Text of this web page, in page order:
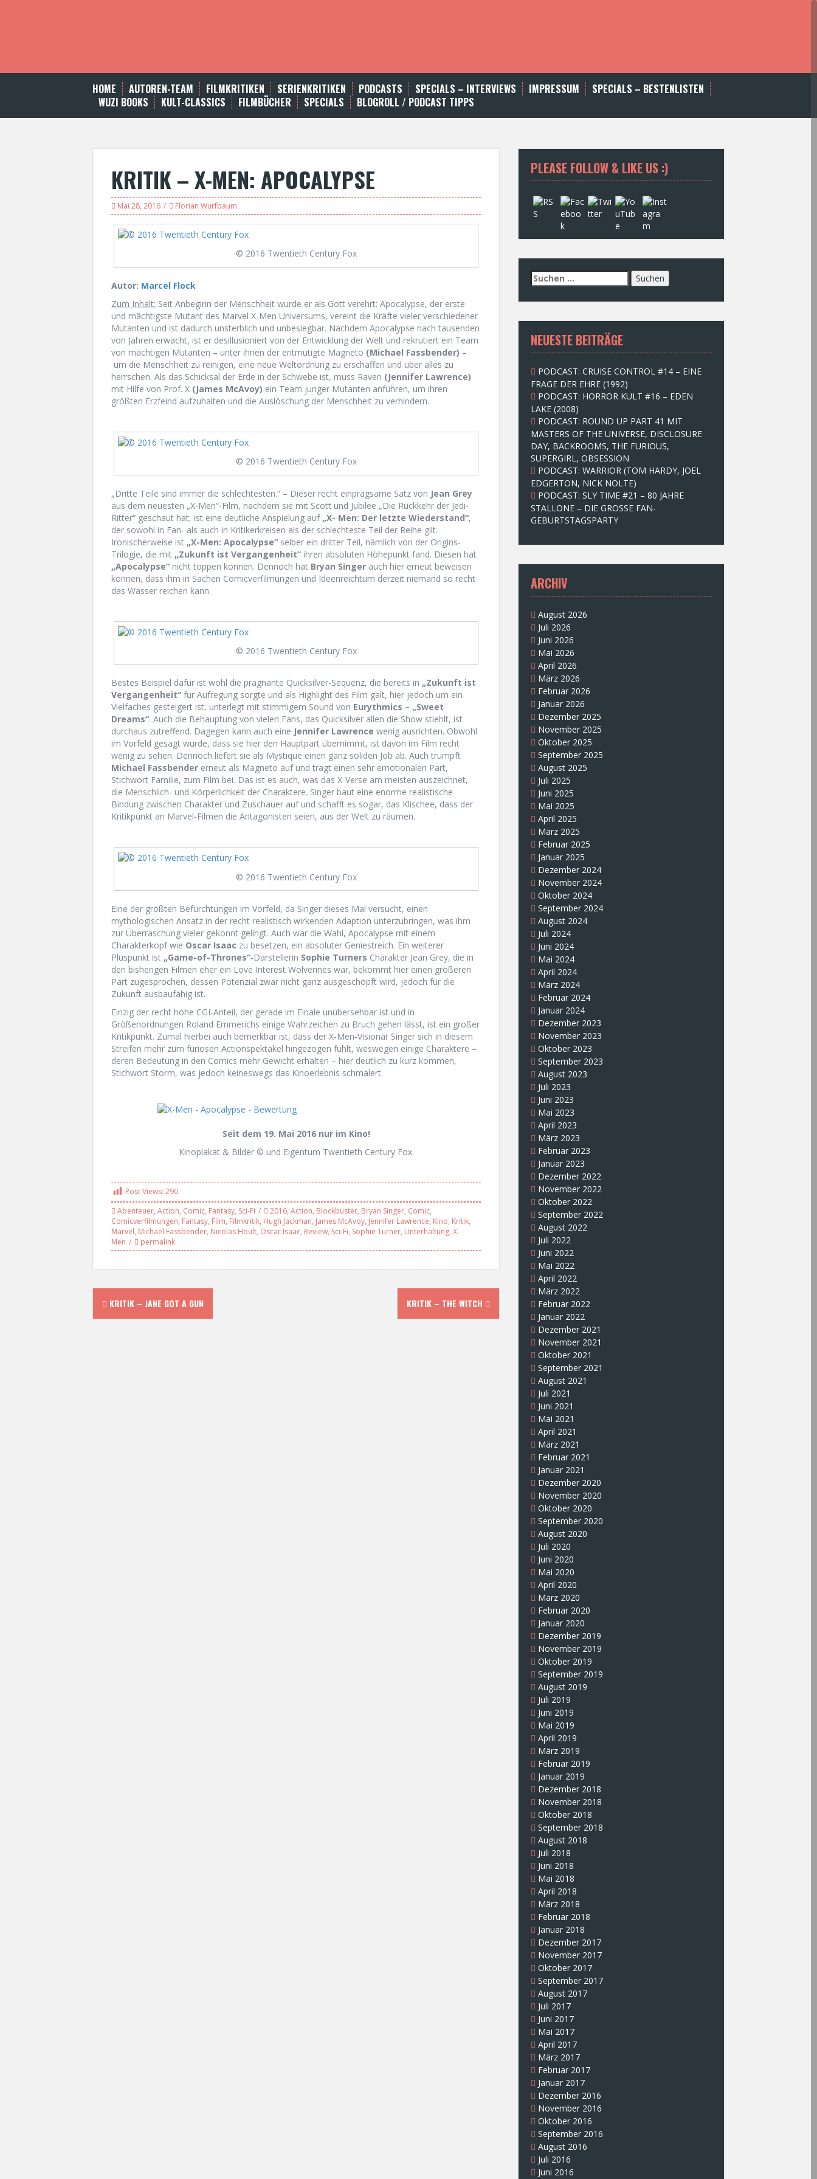
t
HOME AUTOREN-TEAM FILMKRITIKEN SERIENKRITIKEN PODCASTS SPECIALS – INTERVIEWS IMPRESSUM
SPECIALS – BESTENLISTEN
WUZI BOOKS
KULT-CLASSICS FILMBÜCHER SPECIALS BLOGROLL / PODCAST TIPPS
KRITIK – X-MEN: APOCALYPSE
Mai 28, 2016 Florian Wurfbaum
© 2016 Twentieth Century Fox
Autor: Marcel Flock
Zum Inhalt: Seit Anbeginn der Menschheit wurde er als Gott verehrt: Apocalypse, der erste
und mächtigste Mutant des Marvel X-Men Universums, vereint die Kräfte vieler verschiedener
Mutanten und ist dadurch unsterblich und unbesiegbar. Nachdem Apocalypse nach tausenden
von Jahren erwacht, ist er desillusioniert von der Entwicklung der Welt und rekrutiert ein Team
von mächtigen Mutanten – unter ihnen der entmutigte Magneto (Michael Fassbender) –
um die Menschheit zu reinigen, eine neue Weltordnung zu erschaffen und über alles zu
herrschen. Als das Schicksal der Erde in der Schwebe ist, muss Raven (Jennifer Lawrence)
mit Hilfe von Prof. X (James McAvoy) ein Team junger Mutanten anführen, um ihren
größten Erzfeind aufzuhalten und die Auslöschung der Menschheit zu verhindern.
© 2016 Twentieth Century Fox
„Dritte Teile sind immer die schlechtesten.“ – Dieser recht einprägsame Satz von Jean Grey
aus dem neuesten „X-Men“-Film, nachdem sie mit Scott und Jubilee „Die Rückkehr der Jedi-
Ritter“ geschaut hat, ist eine deutliche Anspielung auf „X- Men: Der letzte Wiederstand“,
der sowohl in Fan- als auch in Kritikerkreisen als der schlechteste Teil der Reihe gilt.
Ironischerweise ist „X-Men: Apocalypse“ selber ein dritter Teil, nämlich von der Origins-
Trilogie, die mit „Zukunft ist Vergangenheit“ ihren absoluten Höhepunkt fand. Diesen hat
„Apocalypse“ nicht toppen können. Dennoch hat Bryan Singer auch hier erneut beweisen
können, dass ihm in Sachen Comicverfilmungen und Ideenreichtum derzeit niemand so recht
das Wasser reichen kann.
© 2016 Twentieth Century Fox
Bestes Beispiel dafür ist wohl die prägnante Quicksilver-Sequenz, die bereits in „Zukunft ist
Vergangenheit“ für Aufregung sorgte und als Highlight des Film galt, hier jedoch um ein
Vielfaches gesteigert ist, unterlegt mit stimmigem Sound von Eurythmics – „Sweet
Dreams“. Auch die Behauptung von vielen Fans, das Quicksilver allen die Show stiehlt, ist
durchaus zutreffend. Dagegen kann auch eine Jennifer Lawrence wenig ausrichten. Obwohl
im Vorfeld gesagt wurde, dass sie hier den Hauptpart übernimmt, ist davon im Film recht
wenig zu sehen. Dennoch liefert sie als Mystique einen ganz soliden Job ab. Auch trumpft
Michael Fassbender erneut als Magneto auf und trägt einen sehr emotionalen Part,
Stichwort Familie, zum Film bei. Das ist es auch, was das X-Verse am meisten auszeichnet,
die Menschlich- und Körperlichkeit der Charaktere. Singer baut eine enorme realistische
Bindung zwischen Charakter und Zuschauer auf und schafft es sogar, das Klischee, dass der
Kritikpunkt an Marvel-Filmen die Antagonisten seien, aus der Welt zu räumen.
© 2016 Twentieth Century Fox
Eine der größten Befürchtungen im Vorfeld, da Singer dieses Mal versucht, einen
mythologischen Ansatz in der recht realistisch wirkenden Adaption unterzubringen, was ihm
zur Überraschung vieler gekonnt gelingt. Auch war die Wahl, Apocalypse mit einem
Charakterkopf wie Oscar Isaac zu besetzen, ein absoluter Geniestreich. Ein weiterer
Pluspunkt ist „Game-of-Thrones“-Darstellerin Sophie Turners Charakter Jean Grey, die in
den bisherigen Filmen eher ein Love Interest Wolverines war, bekommt hier einen größeren
Part zugesprochen, dessen Potenzial zwar nicht ganz ausgeschöpft wird, jedoch für die
Zukunft ausbaufähig ist.
Einzig der recht hohe CGI-Anteil, der gerade im Finale unübersehbar ist und in
Größenordnungen Roland Emmerichs einige Wahrzeichen zu Bruch gehen lässt, ist ein großer
Kritikpunkt. Zumal hierbei auch bemerkbar ist, dass der X-Men-Visionär Singer sich in diesem
Streifen mehr zum furiosen Actionspektakel hingezogen fühlt, weswegen einige Charaktere –
deren Bedeutung in den Comics mehr Gewicht erhalten – hier deutlich zu kurz kommen,
Stichwort Storm, was jedoch keineswegs das Kinoerlebnis schmälert.
Seit dem 19. Mai 2016 nur im Kino!
Kinoplakat & Bilder © und Eigentum Twentieth Century Fox.
Post Views: 290
Abenteuer, Action, Comic, Fantasy, Sci-Fi 2016, Action, Blockbuster, Bryan Singer, Comic,
Comicverfilmungen, Fantasy, Film, Filmkritik, Hugh Jackman, James McAvoy, Jennifer Lawrence, Kino, Kritik,
Marvel, Michael Fassbender, Nicolas Hoult, Oscar Isaac, Review, Sci-Fi, Sophie Turner, Unterhaltung, X-
Men
permalink
P KRITIK – JANE GOT A GUN KRITIK – THE WITCH
PLEASE FOLLOW & LIKE US :)
S
u
c
e
n
n
c
h
:
NEUESTE BEITRÄGE
PODCAST: CRUISE CONTROL #14 – EINE
FRAGE DER EHRE (1992)
PODCAST: HORROR KULT #16 – EDEN
LAKE (2008)
PODCAST: ROUND UP PART 41 MIT
MASTERS OF THE UNIVERSE, DISCLOSURE
DAY, BACKROOMS, THE FURIOUS,
SUPERGIRL, OBSESSION
PODCAST: WARRIOR (TOM HARDY, JOEL
EDGERTON, NICK NOLTE)
PODCAST: SLY TIME #21 – 80 JAHRE
STALLONE – DIE GROSSE FAN-
GEBURTSTAGSPARTY
ARCHIV
August 2026
Juli 2026
Juni 2026
Mai 2026
April 2026
März 2026
Februar 2026
Januar 2026
Dezember 2025
November 2025
Oktober 2025
September 2025
August 2025
Juli 2025
Juni 2025
Mai 2025
April 2025
März 2025
Februar 2025
Januar 2025
Dezember 2024
November 2024
Oktober 2024
September 2024
August 2024
Juli 2024
Juni 2024
Mai 2024
April 2024
März 2024
Februar 2024
Januar 2024
Dezember 2023
November 2023
Oktober 2023
September 2023
August 2023
Juli 2023
Juni 2023
Mai 2023
April 2023
März 2023
Februar 2023
Januar 2023
Dezember 2022
November 2022
Oktober 2022
September 2022
August 2022
Juli 2022
Juni 2022
Mai 2022
April 2022
März 2022
Februar 2022
Januar 2022
Dezember 2021
November 2021
Oktober 2021
September 2021
August 2021
Juli 2021
Juni 2021
Mai 2021
April 2021
März 2021
Februar 2021
Januar 2021
Dezember 2020
November 2020
Oktober 2020
September 2020
August 2020
Juli 2020
Juni 2020
Mai 2020
April 2020
März 2020
Februar 2020
Januar 2020
Dezember 2019
November 2019
Oktober 2019
September 2019
August 2019
Juli 2019
Juni 2019
Mai 2019
April 2019
März 2019
Februar 2019
Januar 2019
Dezember 2018
November 2018
Oktober 2018
September 2018
August 2018
Juli 2018
Juni 2018
Mai 2018
April 2018
März 2018
Februar 2018
Januar 2018
Dezember 2017
November 2017
Oktober 2017
September 2017
August 2017
Juli 2017
Juni 2017
Mai 2017
April 2017
März 2017
Februar 2017
Januar 2017
Dezember 2016
November 2016
Oktober 2016
September 2016
August 2016
Juli 2016
Juni 2016